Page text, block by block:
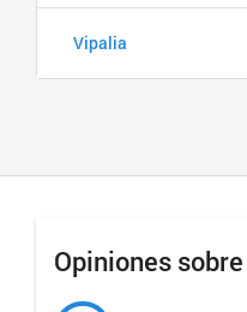
Vipalia
Opiniones